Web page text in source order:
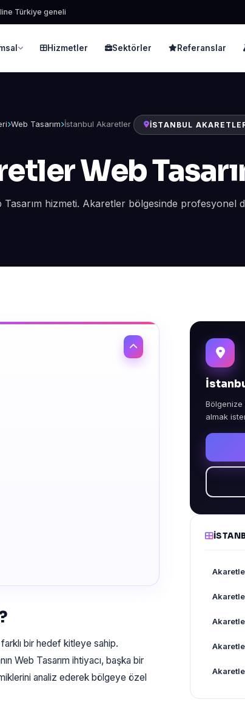
Türkiye geneli
Hizmetler Sektörler Referanslar
Web Tasarım İstanbul Akaretler İSTANBUL
Web
hizmeti. Akaretler bölgesinde profesyonel
bir hedef kitleye sahip.
Web Tasarım ihtiyacı, başka bir
analiz ederek bölgeye özel
almak